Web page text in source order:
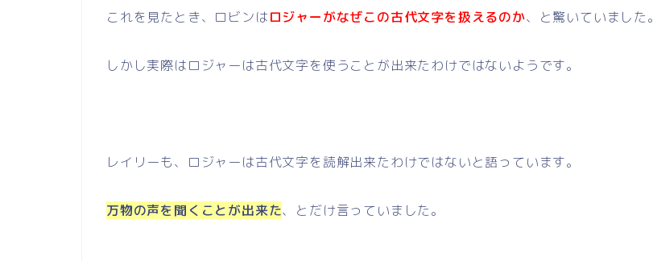
これを見たとき、ロビンはロジャーがなぜこの古代文字を扱えるのか、と驚いていました。
しかし実際はロジャーは古代文字を使うことが出来たわけではないようです。
レイリーも、ロジャーは古代文字を読解出来たわけではないと語っています。
万物の声を聞くことが出来た、とだけ言っていました。